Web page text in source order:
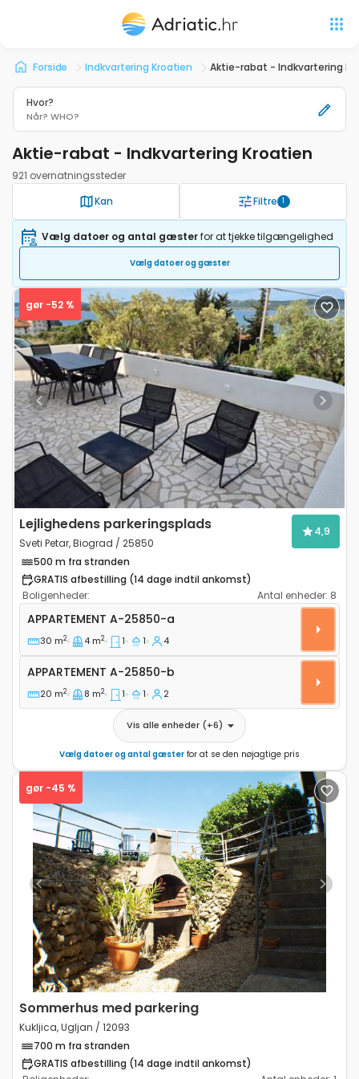
Forside Indkvartering Kroatien Aktie-rabat - Indkvartering
Hvor?
Når? WHO?
Aktie-rabat - Indkvartering Kroatien
921 overnatningssteder
Kan
Filtre 1
Vælg datoer og antal gæsterfor at tjekke tilgængelighed
Vælg datoer og gæster
Previous Next
gør -52 %
Lejlighedens parkeringsplads
Sveti Petar, Biograd / 25850
4,9
500 m fra stranden
GRATIS afbestilling (14 dage indtil ankomst)
Boligenheder:
Antal enheder: 8
Etværelses lejlighed Sveti Petar, Biograd A-25850-a
APPARTEMENT A-25850-a
30 m2 4 m2 1 1 4
Appartement A-25850-b
APPARTEMENT A-25850-b
20 m2 8 m2 1 1 2
Vis alle enheder (+6)
Vælg datoer og antal gæster for at se den nøjagtige pris
Previous Next
gør -45 %
Sommerhus med parkering
Kukljica, Ugljan / 12093
700 m fra stranden
GRATIS afbestilling (14 dage indtil ankomst)